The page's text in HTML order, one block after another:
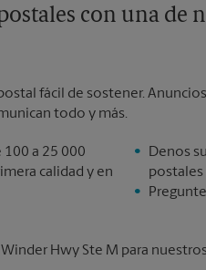
con una de
fácil de sostener.
todo y más.
100 a 25 000
calidad y en
Denos
Hwy Ste M para